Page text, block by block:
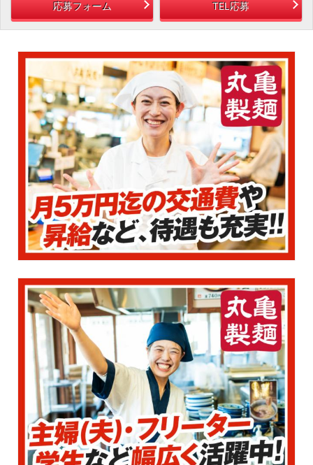
応募フォーム TEL応募